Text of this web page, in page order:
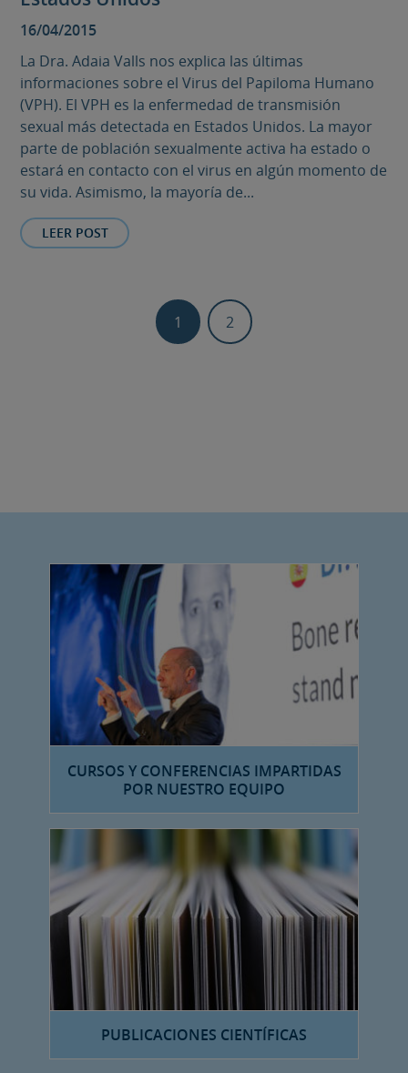
16/04/2015
La Dra. Adaia Valls nos explica las últimas
informaciones sobre el Virus del Papiloma Humano
(VPH). El VPH es la enfermedad de transmisión
sexual más detectada en Estados Unidos. La mayor
parte de población sexualmente activa ha estado o
estará en contacto con el virus en algún momento de
su vida. Asimismo, la mayoría de...
LEER POST
1 2
CURSOS Y CONFERENCIAS IMPARTIDAS
POR NUESTRO EQUIPO
PUBLICACIONES CIENTÍFICAS